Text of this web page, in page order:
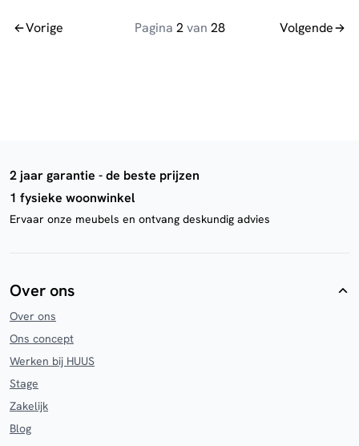
Vorige Pagina 2van 28 Volgende
2 jaar garantie - de beste prijzen
1 fysieke woonwinkel
Ervaar onze meubels en ontvang deskundig advies
Over ons
Over ons
Ons concept
Werken bij HUUS
Stage
Zakelijk
Blog